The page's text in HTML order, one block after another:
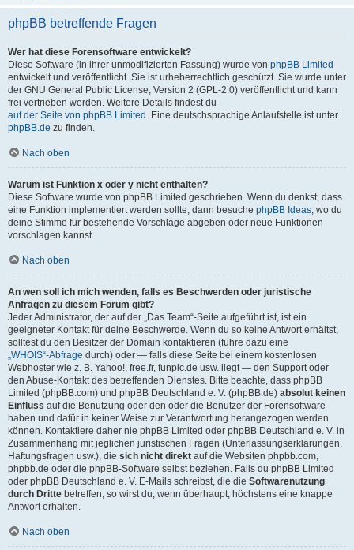
phpBB betreffende Fragen
Wer hat diese Forensoftware entwickelt?
Diese Software (in ihrer unmodifizierten Fassung) wurde von phpBB Limited
entwickelt und veröffentlicht. Sie ist urheberrechtlich geschützt. Sie wurde unter
der GNU General Public License, Version 2 (GPL-2.0) veröffentlicht und kann
frei vertrieben werden. Weitere Details findest du
auf der Seite von phpBB Limited . Eine deutschsprachige Anlaufstelle ist unter
phpBB.de zu finden.
Nach oben
Warum ist Funktion x oder y nicht enthalten?
Diese Software wurde von phpBB Limited geschrieben. Wenn du denkst, dass
eine Funktion implementiert werden sollte, dann besuche phpBB Ideas , wo du
deine Stimme für bestehende Vorschläge abgeben oder neue Funktionen
vorschlagen kannst.
Nach oben
An wen soll ich mich wenden, falls es Beschwerden oder juristische
Anfragen zu diesem Forum gibt?
Jeder Administrator, der auf der „Das Team“-Seite aufgeführt ist, ist ein
geeigneter Kontakt für deine Beschwerde. Wenn du so keine Antwort erhältst,
solltest du den Besitzer der Domain kontaktieren (führe dazu eine
„WHOIS“-Abfrage durch) oder — falls diese Seite bei einem kostenlosen
Webhoster wie z. B. Yahoo!, free.fr, funpic.de usw. liegt — den Support oder
den Abuse-Kontakt des betreffenden Dienstes. Bitte beachte, dass phpBB
Limited (phpBB.com) und phpBB Deutschland e. V. (phpBB.de) absolut keinen
Einfluss auf die Benutzung oder den oder die Benutzer der Forensoftware
haben und dafür in keiner Weise zur Verantwortung herangezogen werden
können. Kontaktiere daher nie phpBB Limited oder phpBB Deutschland e. V. in
Zusammenhang mit jeglichen juristischen Fragen (Unterlassungserklärungen,
Haftungsfragen usw.), die sich nicht direkt auf die Websiten phpbb.com,
phpbb.de oder die phpBB-Software selbst beziehen. Falls du phpBB Limited
oder phpBB Deutschland e. V. E-Mails schreibst, die die Softwarenutzung
durch Dritte betreffen, so wirst du, wenn überhaupt, höchstens eine knappe
Antwort erhalten.
Nach oben